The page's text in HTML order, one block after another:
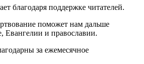
благодаря поддержке читателей.
поможет нам дальше
Евангелии и православии.
за ежемесячное